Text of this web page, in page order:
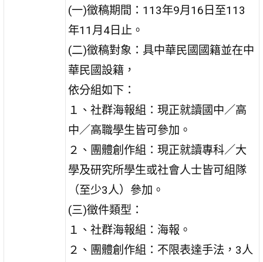
(一)徵稿期間：113年9月16日至113
年11月4日止。
(二)徵稿對象：具中華民國國籍並在中
華民國設籍，
依分組如下：
１、社群海報組：現正就讀國中／高
中／高職學生皆可參加。
２、團體創作組：現正就讀專科／大
學及研究所學生或社會人士皆可組隊
（至少3人）參加。
(三)徵件類型：
１、社群海報組：海報。
２、團體創作組：不限表達手法，3人